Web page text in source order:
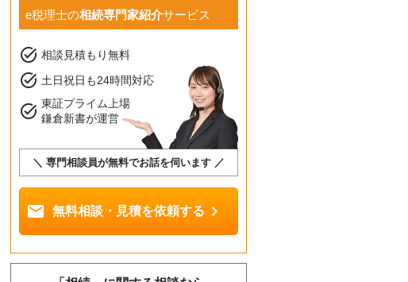
e税理士の相続専門家紹介サービス
task_alt 相談見積もり無料
task_alt 土日祝日も24時間対応
task_alt 東証プライム上場
鎌倉新書が運営
＼ 専門相談員が無料でお話を伺います ／
mail 無料相談・見積を依頼する chevron_right